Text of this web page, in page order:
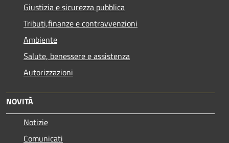
Giustizia e sicurezza pubblica
Tributi,finanze e contravvenzioni
Ambiente
Salute, benessere e assistenza
Autorizzazioni
NOVITÀ
Notizie
Comunicati